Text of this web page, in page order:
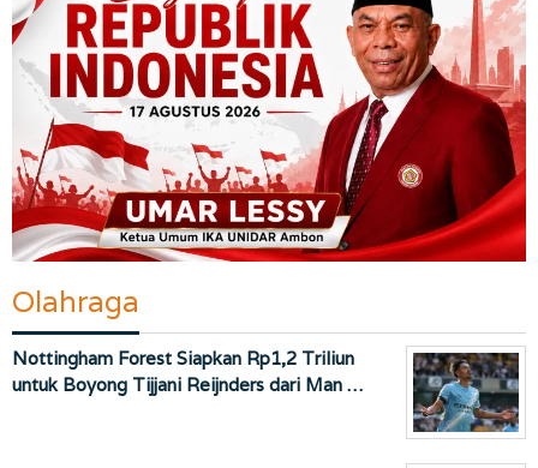
Olahraga
Nottingham Forest Siapkan Rp1,2 Triliun
untuk Boyong Tijjani Reijnders dari Man …